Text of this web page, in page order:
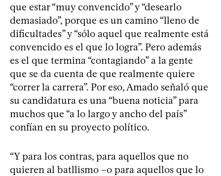
que estar “muy convencido” y “desearlo
demasiado”, porque es un camino “lleno de
dificultades” y “sólo aquel que realmente está
convencido es el que lo logra”. Pero además
es el que termina “contagiando” a la gente
que se da cuenta de que realmente quiere
“correr la carrera”. Por eso, Amado señaló que
su candidatura es una “buena noticia” para
muchos que “a lo largo y ancho del país”
confían en su proyecto político.
“Y para los contras, para aquellos que no
quieren al batllismo –o para aquellos que lo